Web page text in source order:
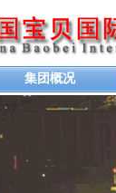
集团概况